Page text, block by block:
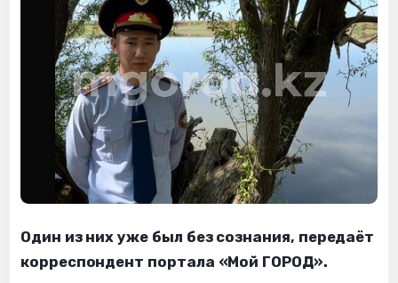
Один из них уже был без сознания, передаёт
корреспондент портала «Мой ГОРОД».